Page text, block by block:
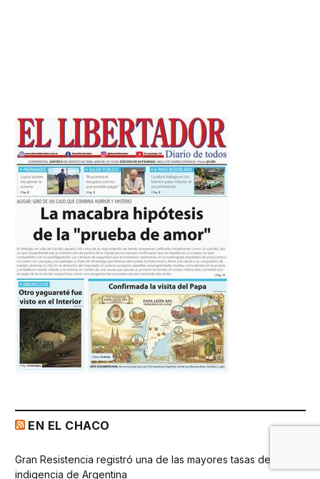
EN EL CHACO
Gran Resistencia registró una de las mayores tasas de
indigencia de Argentina